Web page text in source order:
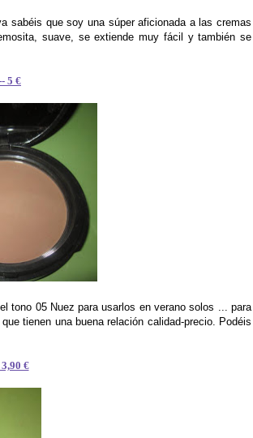
sabéis que soy una súper aficionada a las cremas
suave, se extiende muy fácil y también se
5 €
tono 05 Nuez para usarlos en verano solos ... para
tienen una buena relación calidad-precio. Podéis
€